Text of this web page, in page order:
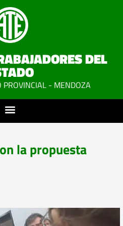
DEL
PROVINCIAL - MENDOZA
la propuesta